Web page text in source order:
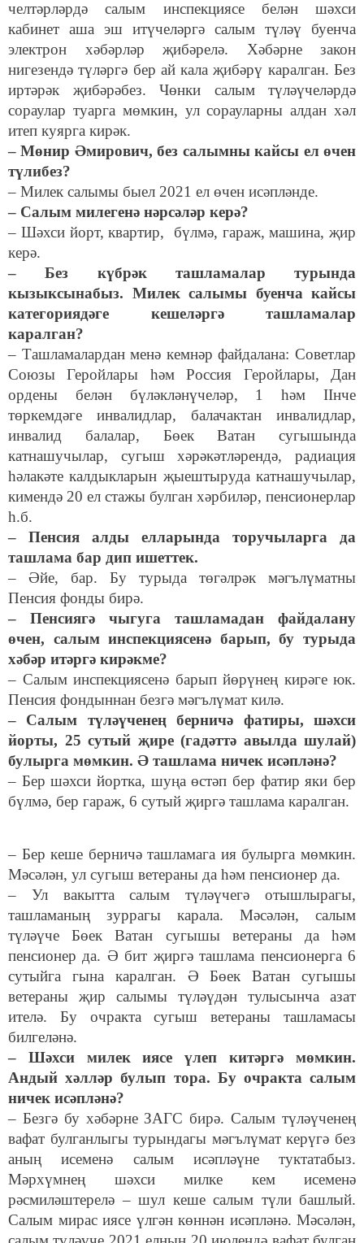
челтәрләрдә салым инспекциясе белән шәхси
кабинет аша эш итүчеләргә салым түләү буенча
электрон хәбәрләр җибәрелә. Хәбәрне закон
нигезендә түләргә бер ай кала җибәрү каралган. Без
иртәрәк җибәрәбез. Чөнки салым түләүчеләрдә
сораулар туарга мөмкин, ул сорауларны алдан хәл
итеп куярга кирәк.
– Мөнир Әмирович, без салымны кайсы ел өчен
түлибез?
– Милек салымы быел 2021 ел өчен исәпләнде.
– Салым милегенә нәрсәләр керә?
– Шәхси йорт, квартир, бүлмә, гараж, машина, җир
керә.
– Без күбрәк ташламалар турында
кызыксынабыз. Милек салымы буенча кайсы
категориядәге кешеләргә ташламалар
каралган?
– Ташламалардан менә кемнәр файдалана: Советлар
Союзы Геройлары һәм Россия Геройлары, Дан
ордены белән бүләкләнүчеләр, 1 һәм IIнче
төркемдәге инвалидлар, балачактан инвалидлар,
инвалид балалар, Бөек Ватан сугышында
катнашучылар, сугыш хәрәкәтләрендә, радиация
һәлакәте калдыкларын җыештыруда катнашучылар,
кимендә 20 ел стажы булган хәрбиләр, пенсионерлар
һ.б.
– Пенсия алды елларында торучыларга да
ташлама бар дип ишеттек.
– Әйе, бар. Бу турыда төгәлрәк мәгълүматны
Пенсия фонды бирә.
– Пенсиягә чыгуга ташламадан файдалану
өчен, салым инспекциясенә барып, бу турыда
хәбәр итәргә кирәкме?
– Салым инспекциясенә барып йөрүнең кирәге юк.
Пенсия фондыннан безгә мәгълүмат килә.
– Салым түләүченең берничә фатиры, шәхси
йорты, 25 сутый җире (гадәттә авылда шулай)
булырга мөмкин. Ә ташлама ничек исәпләнә?
– Бер шәхси йортка, шуңа өстәп бер фатир яки бер
бүлмә, бер гараж, 6 сутый җиргә ташлама каралган.
– Бер кеше берничә ташламага ия булырга мөмкин.
Мәсәлән, ул сугыш ветераны да һәм пенсионер да.
– Ул вакытта салым түләүчегә отышлырагы,
ташламаның зуррагы карала. Мәсәлән, салым
түләүче Бөек Ватан сугышы ветераны да һәм
пенсионер да. Ә бит җиргә ташлама пенсионерга 6
сутыйга гына каралган. Ә Бөек Ватан сугышы
ветераны җир салымы түләүдән тулысынча азат
ителә. Бу очракта сугыш ветераны ташламасы
билгеләнә.
– Шәхси милек иясе үлеп китәргә мөмкин.
Андый хәлләр булып тора. Бу очракта салым
ничек исәпләнә?
– Безгә бу хәбәрне ЗАГС бирә. Салым түләүченең
вафат булганлыгы турындагы мәгълүмат керүгә без
аның исеменә салым исәпләүне туктатабыз.
Мәрхүмнең шәхси милке кем исеменә
рәсмиләштерелә – шул кеше салым түли башлый.
Салым мирас иясе үлгән көннән исәпләнә. Мәсәлән,